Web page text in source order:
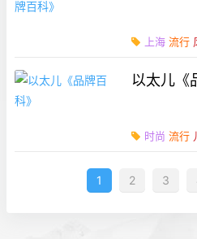
上海 流行
以太儿《
时尚 流行
1 2 3